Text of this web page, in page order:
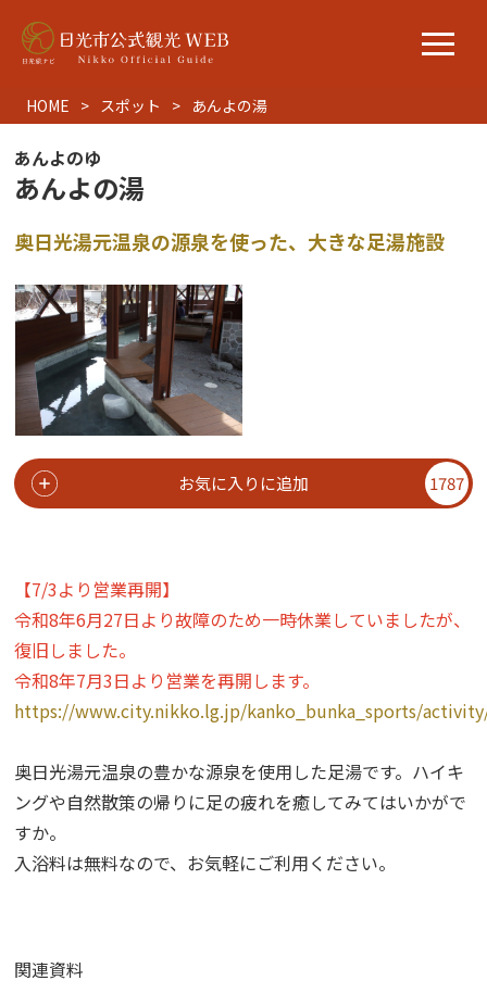
HOME スポット あんよの湯
あんよのゆ
あんよの湯
奥日光湯元温泉の源泉を使った、大きな足湯施設
お気に入りに追加 1787
【7/3より営業再開】
令和8年6月27日より故障のため一時休業していましたが、
復旧しました。
令和8年7月3日より営業を再開します。
https://www.city.nikko.lg.jp/kanko_bunka_sports/
奥日光湯元温泉の豊かな源泉を使用した足湯です。ハイキ
ングや自然散策の帰りに足の疲れを癒してみてはいかがで
すか。
入浴料は無料なので、お気軽にご利用ください。
関連資料